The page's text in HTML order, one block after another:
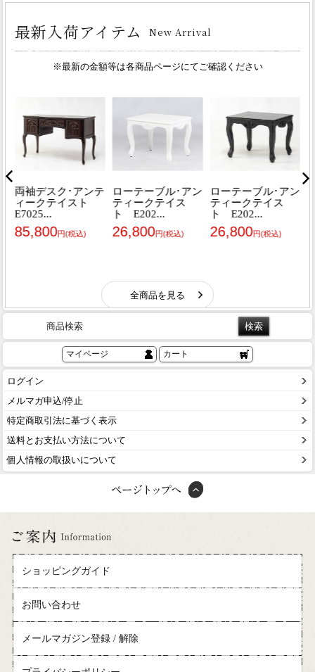
商品検索
マイページ カート
ログイン
メルマガ申込/停止
特定商取引法に基づく表示
送料とお支払い方法について
個人情報の取扱いについて
ショッピングガイド
お問い合わせ
メールマガジン登録 / 解除